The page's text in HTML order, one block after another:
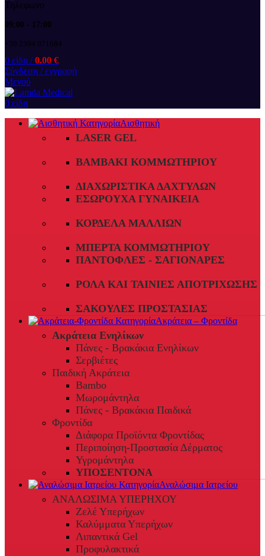
09:00 - 17:00
+30 2394 071684
0 είδη / 0.00 €
Σύνδεση / εγγραφή
Μενού
0 είδη
Αισθητική
LASER GEL
ΒΑΜΒΆΚΙ ΚΟΜΜΩΤΗΡΊΟΥ
ΔΙΑΧΩΡΙΣΤΙΚΆ ΔΑΧΤΎΛΩΝ
ΕΣΏΡΟΥΧΑ ΓΥΝΑΙΚΕΊΑ
ΚΟΡΔΈΛΑ ΜΑΛΛΙΏΝ
ΜΠΈΡΤΑ ΚΟΜΜΩΤΗΡΊΟΥ
ΠΑΝΤΌΦΛΕΣ - ΣΑΓΙΟΝΆΡΕΣ
ΡΟΛΆ ΚΑΙ ΤΑΙΝΊΕΣ ΑΠΟΤΡΊΧΩΣΗΣ
ΣΑΚΟΎΛΕΣ ΠΡΟΣΤΑΣΊΑΣ
Ακράτεια – Φροντίδα
Ακράτεια Ενηλίκων
Πάνες - Βρακάκια Ενηλίκων
Σερβιέτες
Παιδική Ακράτεια
Bambo
Μωρομάντηλα
Πάνες - Βρακάκια Παιδικά
Φροντίδα
Διάφορα Προϊόντα Φροντίδας
Περιποίηση-Προστασία Δέρματος
Υγρομάντηλα
ΥΠΟΣΕΝΤΟΝΑ
Αναλώσιμα Ιατρείου
ΑΝΑΛΩΣΙΜΑ ΥΠΕΡΗΧΟΥ
Ζελέ Υπερήχων
Καλύμματα Υπερήχων
Λιπαντικά Gel
Προφυλακτικά